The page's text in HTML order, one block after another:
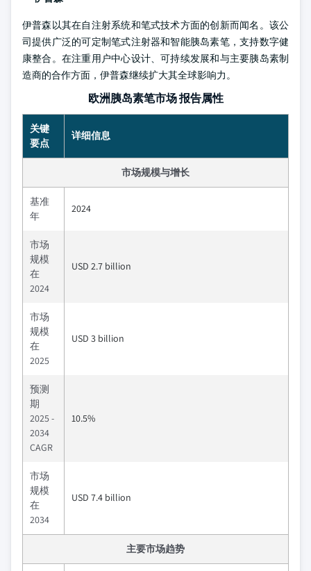
伊普森以其在自注射系统和笔式技术方面的创新而闻名。该公
司提供广泛的可定制笔式注射器和智能胰岛素笔，支持数字健
康整合。在注重用户中心设计、可持续发展和与主要胰岛素制
造商的合作方面，伊普森继续扩大其全球影响力。
欧洲胰岛素笔市场 报告属性
关键
要点
详细信息
市场规模与增长
基准
年
2024
市场
规模
在
2024
USD 2.7 billion
市场
规模
在
2025
USD 3 billion
预测
期
2025 -
2034
CAGR
10.5%
市场
规模
在
2034
USD 7.4 billion
主要市场趋势